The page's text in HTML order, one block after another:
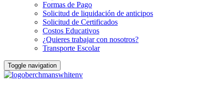
Formas de Pago
Solicitud de liquidación de anticipos
Solicitud de Certificados
Costos Educativos
¿Quieres trabajar con nosotros?
Transporte Escolar
Toggle navigation